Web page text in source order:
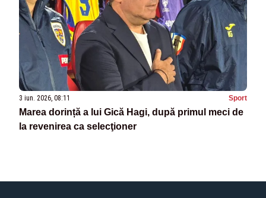
3 iun. 2026, 08:11 Sport
Marea dorință a lui Gică Hagi, după primul meci de
la revenirea ca selecţioner